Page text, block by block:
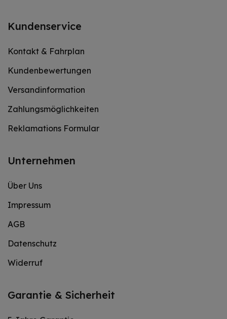
Kundenservice
Kontakt & Fahrplan
Kundenbewertungen
Versandinformation
Zahlungsmöglichkeiten
Reklamations Formular
Unternehmen
Über Uns
Impressum
AGB
Datenschutz
Widerruf
Garantie & Sicherheit